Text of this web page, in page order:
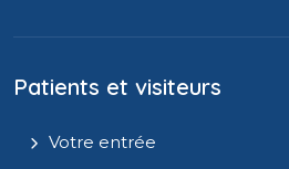
Patients et visiteurs
Votre entrée